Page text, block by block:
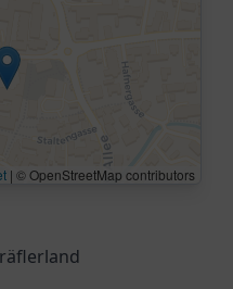
| © OpenStreetMap contributors